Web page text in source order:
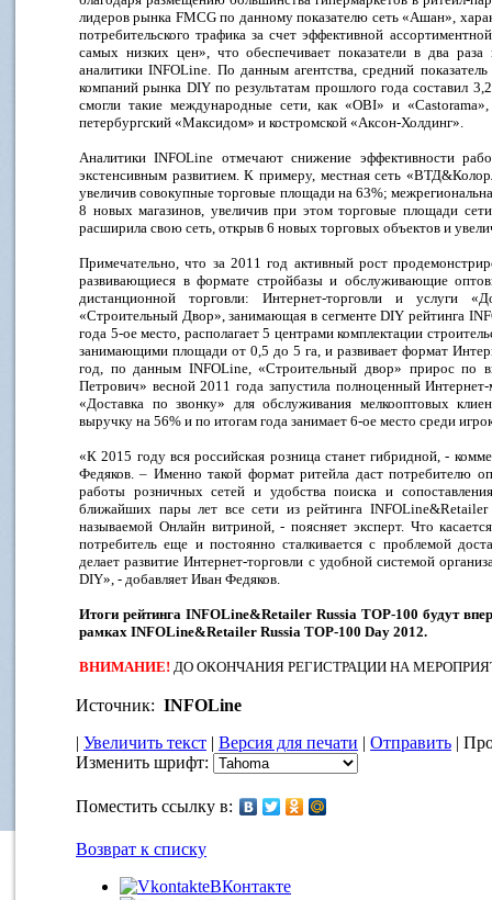
лидеров рынка FMCG по данному показателю сеть «Ашан»,
потребительского трафика за счет эффективной
самых низких цен», что обеспечивает показатели в два
аналитики INFOLine. По данным агентства, средний
компаний рынка DIY по результатам прошлого года составил
смогли такие международные сети, как «OBI» и
петербургский «Максидом» и костромской «Аксон-Холдинг».
Аналитики INFOLine отмечают снижение эффективности
экстенсивным развитием. К примеру, местная сеть
увеличив совокупные торговые площади на 63%;
8 новых магазинов, увеличив при этом торговые площади
расширила свою сеть, открыв 6 новых торговых объектов и
Примечательно, что за 2011 год активный рост
развивающиеся в формате стройбазы и обслуживающие
дистанционной торговли: Интернет-торговли и услуги
«Строительный Двор», занимающая в сегменте DIY рейтинга
года 5-ое место, располагает 5 центрами комплектации
занимающими площади от 0,5 до 5 га, и развивает формат
год, по данным INFOLine, «Строительный двор» прирос по
Петрович» весной 2011 года запустила полноценный Интернет-
«Доставка по звонку» для обслуживания мелкооптовых
выручку на 56% и по итогам года занимает 6-ое место среди
«К 2015 году вся российская розница станет гибридной, -
Федяков. – Именно такой формат ритейла даст потребителю
работы розничных сетей и удобства поиска и
ближайших пары лет все сети из рейтинга INFOLine&Retailer
называемой Онлайн витриной, - поясняет эксперт. Что
потребитель еще и постоянно сталкивается с проблемой
делает развитие Интернет-торговли с удобной системой
DIY», - добавляет Иван Федяков.
Итоги рейтинга INFOLine&Retailer Russia TOP-100 будут
рамках INFOLine&Retailer Russia TOP-100 Day 2012.
ВНИМАНИЕ! ДО ОКОНЧАНИЯ РЕГИСТРАЦИИ НА
Источник: INFOLine
| Увеличить текст | Версия для печати | Отправить |
Изменить шрифт:
Поместить ссылку в:
Возврат к списку
ВКонтакте